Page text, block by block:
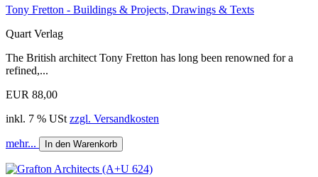
Tony Fretton - Buildings & Projects, Drawings & Texts
Quart Verlag
The British architect Tony Fretton has long been renowned for a
refined,...
EUR 88,00
inkl. 7 % USt zzgl. Versandkosten
mehr... In den Warenkorb